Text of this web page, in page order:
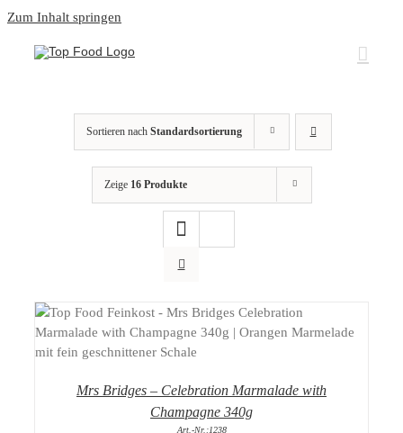
Zum Inhalt springen
Sortieren nach Standardsortierung
Zeige 16 Produkte
DETAILS
Mrs Bridges – Celebration Marmalade with
Champagne 340g
Art.-Nr.:1238